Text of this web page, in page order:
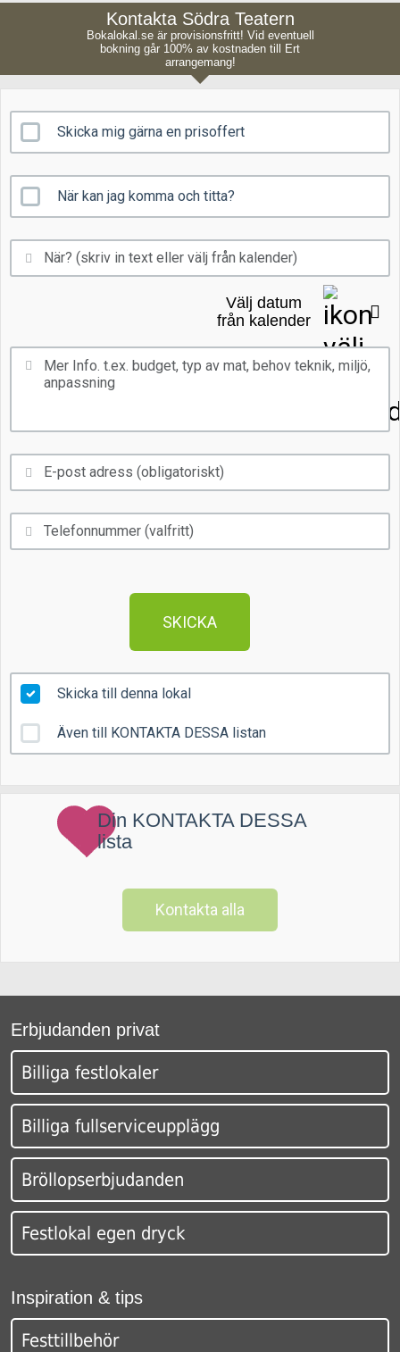
Kontakta Södra Teatern
Bokalokal.se är provisionsfritt! Vid eventuell
bokning går 100% av kostnaden till Ert
arrangemang!
Skicka mig gärna en prisoffert
När kan jag komma och titta?
Välj datum
från kalender
Mån Tis Ons Tor Fre Lör Sön
SKICKA
Skicka till denna lokal
Även till KONTAKTA DESSA listan
Din KONTAKTA DESSA
lista
Kontakta alla
Erbjudanden privat
Billiga festlokaler
Billiga fullserviceupplägg
Bröllopserbjudanden
Festlokal egen dryck
Inspiration & tips
Festtillbehör